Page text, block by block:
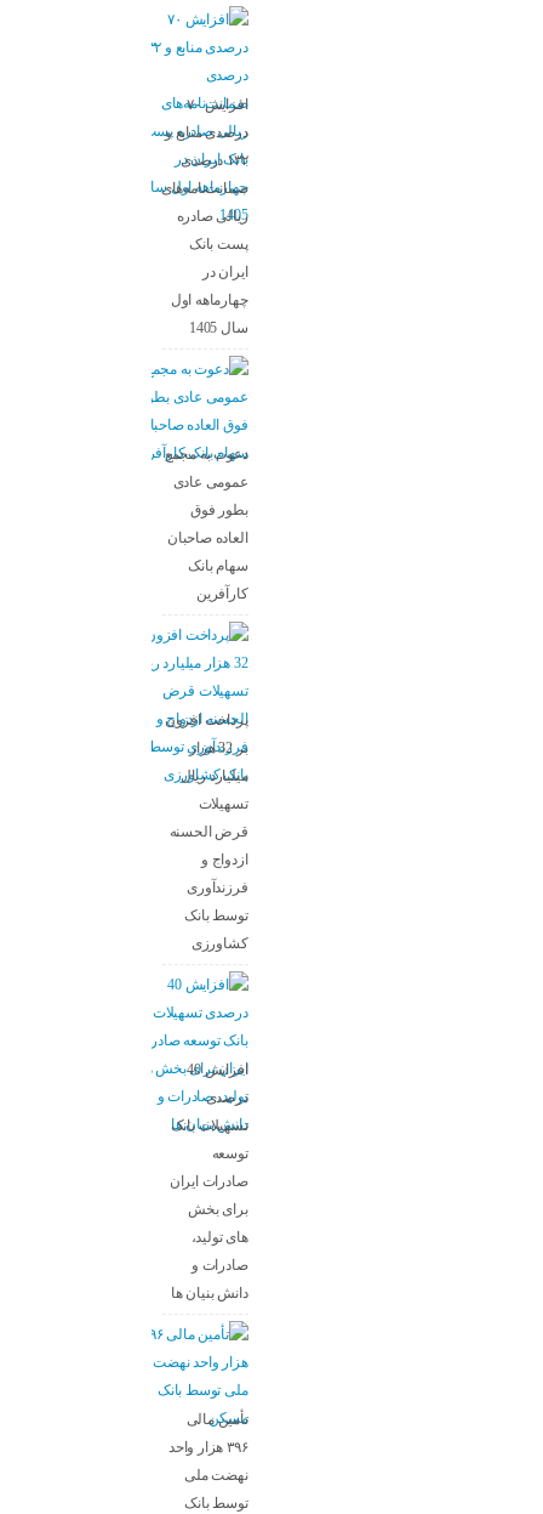
افزایش ۷۰
درصدی منابع و
۱۳۲ درصدی
ضمانت‌نامه‌های
ریالی صادره
پست بانک
ایران در
چهارماهه اول
سال 1405
دعوت به مجمع
عمومی عادی
بطور فوق
العاده صاحبان
سهام بانک
کارآفرین
پرداخت افزون
بر 32 هزار
میلیارد ریال
تسهیلات
قرض الحسنه
ازدواج و
فرزندآوری
توسط بانک
کشاورزی
افزایش 40
درصدی
تسهیلات بانک
توسعه
صادرات ایران
برای بخش
های تولید،
صادرات و
دانش بنیان ها
تأمین مالی
۳۹۶ هزار واحد
نهضت ملی
توسط بانک